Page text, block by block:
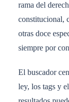
rama del
constitucional,
otras doce
siempre por
El buscador
ley, los tags y